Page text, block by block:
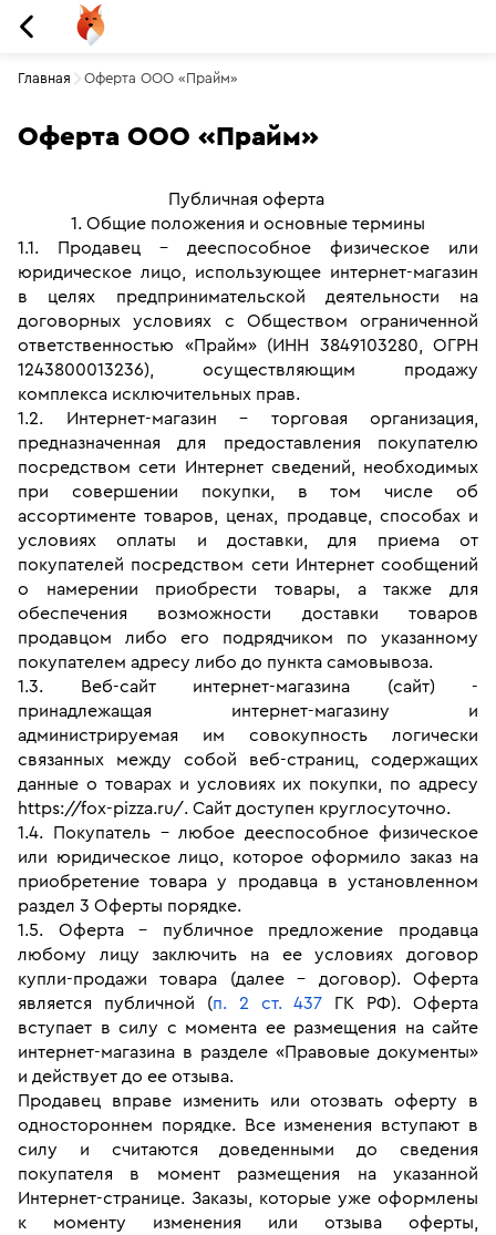
Главная Оферта ООО «Прайм»
Оферта ООО «Прайм»
Публичная оферта
1. Общие положения и основные термины
1.1. Продавец - дееспособное физическое или
юридическое лицо, использующее интернет-магазин
в целях предпринимательской деятельности на
договорных условиях с Обществом ограниченной
ответственностью «Прайм» (ИНН 3849103280, ОГРН
1243800013236), осуществляющим продажу
комплекса исключительных прав.
1.2. Интернет-магазин - торговая организация,
предназначенная для предоставления покупателю
посредством сети Интернет сведений, необходимых
при совершении покупки, в том числе об
ассортименте товаров, ценах, продавце, способах и
условиях оплаты и доставки, для приема от
покупателей посредством сети Интернет сообщений
о намерении приобрести товары, а также для
обеспечения возможности доставки товаров
продавцом либо его подрядчиком по указанному
покупателем адресу либо до пункта самовывоза.
1.3. Веб-сайт интернет-магазина (сайт) -
принадлежащая интернет-магазину и
администрируемая им совокупность логически
связанных между собой веб-страниц, содержащих
данные о товарах и условиях их покупки, по адресу
https://fox-pizza.ru/. Сайт доступен круглосуточно.
1.4. Покупатель - любое дееспособное физическое
или юридическое лицо, которое оформило заказ на
приобретение товара у продавца в установленном
раздел 3 Оферты порядке.
1.5. Оферта - публичное предложение продавца
любому лицу заключить на ее условиях договор
купли-продажи товара (далее - договор). Оферта
является публичной (п. 2 ст. 437 ГК РФ). Оферта
вступает в силу с момента ее размещения на сайте
интернет-магазина в разделе «Правовые документы»
и действует до ее отзыва.
Продавец вправе изменить или отозвать оферту в
одностороннем порядке. Все изменения вступают в
силу и считаются доведенными до сведения
покупателя в момент размещения на указанной
Интернет-странице. Заказы, которые уже оформлены
к моменту изменения или отзыва оферты,